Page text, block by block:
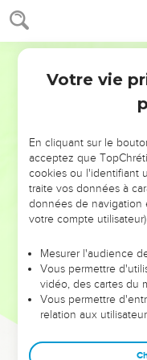
NE
ET SI LEURS
leur foi ou leur vision.
et les saisons difficiles
sont
Dans cette conférence,
clés pour avancer avec
Votre vie
En cliquant sur le
acceptez que
cookies ou l'identifiant
traite vos données à
données de navigation
votre compte
Mesurer l'audience
Vous permettre
vidéo, des cartes du
Vous permettre
relation aux